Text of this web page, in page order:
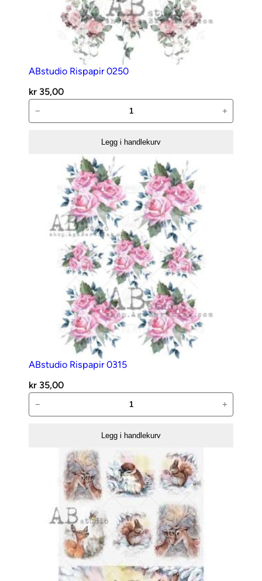
ABstudio Rispapir 0250
kr 35,00
Rispapir
− +
Legg i handlekurv
ABstudio Rispapir 0315
kr 35,00
Rispapir
− +
Legg i handlekurv